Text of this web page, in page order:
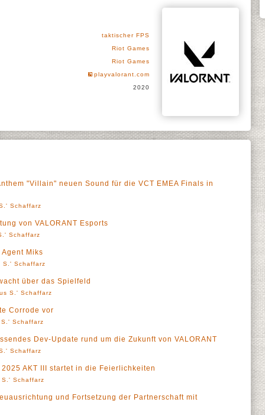
taktischer FPS
Riot Games
Riot Games
playvalorant.com
2020
"Villain" neuen Sound für die VCT EMEA Finals in
Schaffarz
von VALORANT Esports
Schaffarz
Miks
S.' Schaffarz
über das Spielfeld
S.' Schaffarz
Corrode vor
S.' Schaffarz
Dev-Update rund um die Zukunft von VALORANT
Schaffarz
AKT III startet in die Feierlichkeiten
S.' Schaffarz
und Fortsetzung der Partnerschaft mit